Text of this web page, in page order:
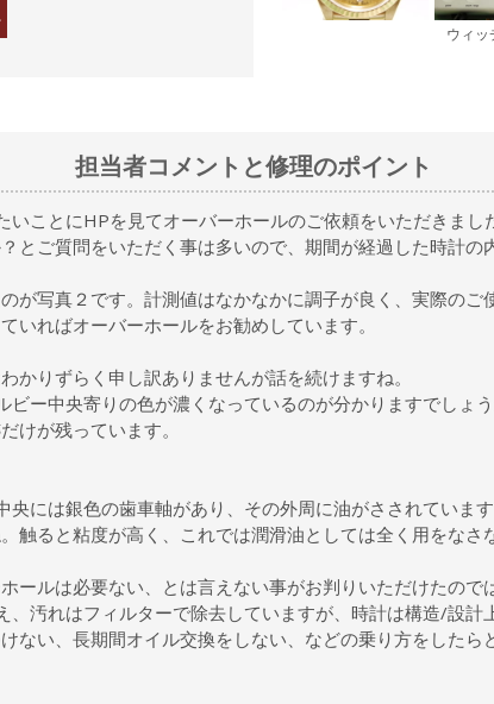
ウィッ
担当者コメントと修理のポイント
ことにHPを見てオーバーホールのご依頼をいただきま
とご質問をいただく事は多いので、期間が経過した時計の
が写真２です。計測値はなかなかに調子が良く、実際の
いればオーバーホールをお勧めしています。
かりずらく申し訳ありませんが話を続けますね。
ー中央寄りの色が濃くなっているのが分かりますでしょ
けが残っています。
には銀色の歯車軸があり、その外周に油がさされていま
触ると粘度が高く、これでは潤滑油としては全く用をなさ
ールは必要ない、とは言えない事がお判りいただけたの
汚れはフィルターで除去していますが、時計は構造/設計
ない、長期間オイル交換をしない、などの乗り方をした